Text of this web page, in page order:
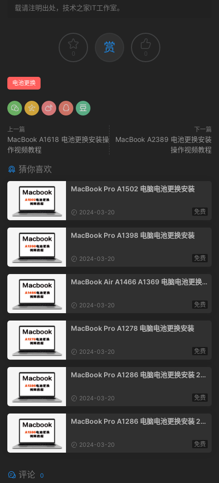
载请注明出处，技术之家IT工作室。
0 赏 0
电池更换
上一篇
MacBook A1618 电池更换安装操
作视频教程
下一篇
MacBook A2389 电池更换安装
操作视频教程
猜你喜欢
MacBook Pro A1502 电脑电池更换安装
2024-03-20 免费
MacBook Pro A1398 电脑电池更换安装
2024-03-20 免费
MacBook Air A1466 A1369 电脑电池更换
2024-03-20 免费
MacBook Pro A1278 电脑电池更换安装
2024-03-20 免费
MacBook Pro A1286 电脑电池更换安装 20
2024-03-20 免费
MacBook Pro A1286 电脑电池更换安装 20
2024-03-20 免费
评论 0